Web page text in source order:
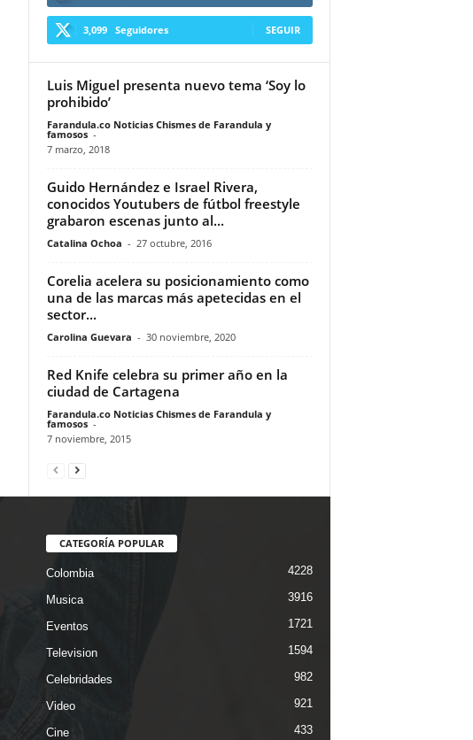
3,099 Seguidores SEGUIR
Luis Miguel presenta nuevo tema ‘Soy lo
prohibido’
Farandula.co Noticias Chismes de Farandula y
famosos -
7 marzo, 2018
Guido Hernández e Israel Rivera,
conocidos Youtubers de fútbol freestyle
grabaron escenas junto al...
Catalina Ochoa - 27 octubre, 2016
Corelia acelera su posicionamiento como
una de las marcas más apetecidas en el
sector...
Carolina Guevara - 30 noviembre, 2020
Red Knife celebra su primer año en la
ciudad de Cartagena
Farandula.co Noticias Chismes de Farandula y
famosos -
7 noviembre, 2015
CATEGORÍA POPULAR
Colombia 4228
Musica 3916
Eventos 1721
Television 1594
Celebridades 982
Video 921
Cine 433